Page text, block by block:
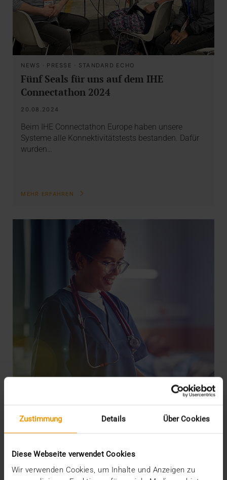
Zustimmung Details Über Cookies
Diese Webseite verwendet Cookies
Wir verwenden Cookies, um Inhalte und Anzeigen zu
NEWS · PRESSE · STANDARD ECHO
Fünf Seals für uns auf dem IHE
Connectathon 2024
20.08.2024
Beim IHE Connectathon Europe haben unsere
Systeme alle Konnektivitätstests bestanden. Dafür
wurden…
MEHR ERFAHREN